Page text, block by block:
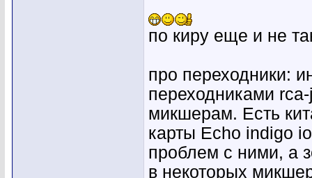
по киру еще и не
про переходники:
переходниками
микшерам. Есть
карты Echo indigo
проблем с ними, а
в некоторых